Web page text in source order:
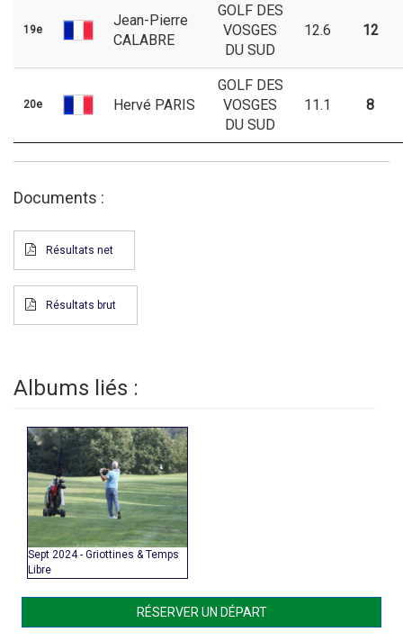
19e
Jean-Pierre
CALABRE
GOLF DES
VOSGES
DU SUD
12.6 12
20e Hervé PARIS
GOLF DES
VOSGES
DU SUD
11.1 8
Documents :
Résultats net
Résultats brut
Albums liés :
Sept 2024 - Griottines & Temps
Libre
RÉSERVER UN DÉPART